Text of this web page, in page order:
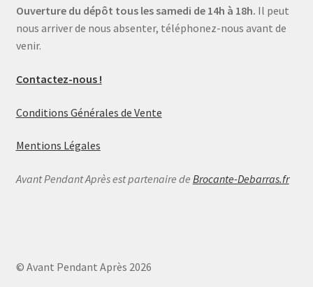
Ouverture du dépôt tous les samedi de 14h à 18h. Il peut
nous arriver de nous absenter, téléphonez-nous avant de
venir.
Contactez-nous !
Conditions Générales de Vente
Mentions Légales
Avant Pendant Après est partenaire de Brocante-Debarras.fr
© Avant Pendant Après 2026